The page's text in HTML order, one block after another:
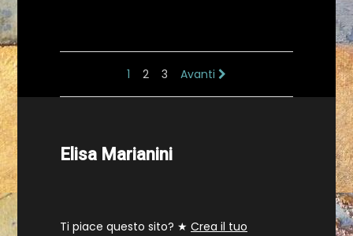
1 2 3 Avanti
Elisa Marianini
Ti piace questo sito? ★ Crea il tuo